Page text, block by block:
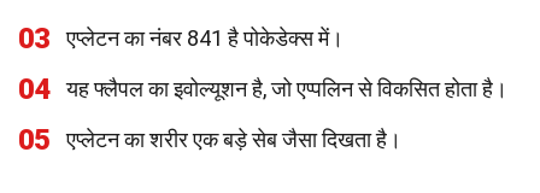
03 एप्लेटन का नंबर 841 है पोकेडेक्स में।
04 यह फ्लैपल का इवोल्यूशन है, जो एप्पलिन से विकसित होता है।
05 एप्लेटन का शरीर एक बड़े सेब जैसा दिखता है।